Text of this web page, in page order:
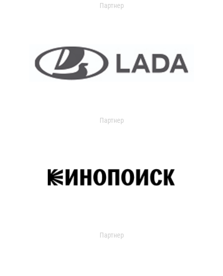
Партнер
Партнер
Партнер